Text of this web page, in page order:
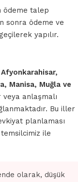
ödeme talep
sonra ödeme ve
yapılır.
Manisa, Muğla ve
anlaşmalı
Bu iller
planlaması
ile
olarak, düşük